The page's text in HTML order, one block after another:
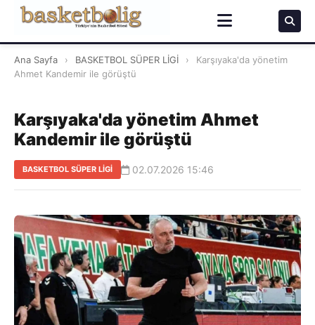
Ana Sayfa › BASKETBOL SÜPER LİGİ ›
Karşıyaka'da yönetim
Ahmet Kandemir ile görüştü
Karşıyaka'da yönetim Ahmet
Kandemir ile görüştü
BASKETBOL SÜPER LİGİ 02.07.2026 15:46